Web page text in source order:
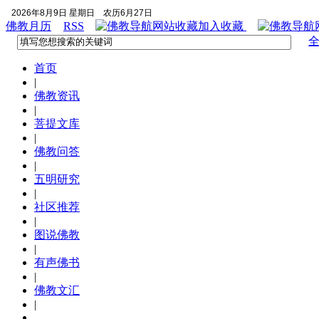
2026年8月9日 星期日 农历6月27日
佛教月历 RSS 加入收藏
首页
|
佛教资讯
|
菩提文库
|
佛教问答
|
五明研究
|
社区推荐
|
图说佛教
|
有声佛书
|
佛教文汇
|